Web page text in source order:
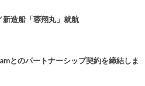
造船「蓉翔丸」就航
とのパートナーシップ契約を締結しま